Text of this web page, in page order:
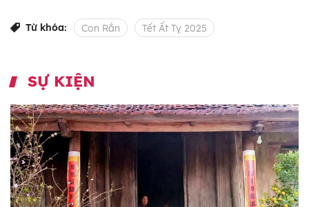
Từ khóa: Con Rắn Tết Ất Tỵ 2025
SỰ KIỆN